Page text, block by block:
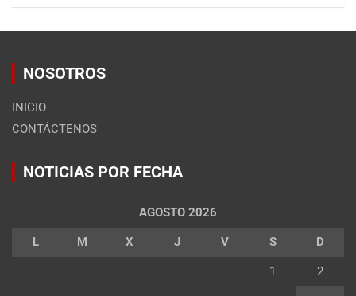
NOSOTROS
INICIO
CONTÁCTENOS
NOTICIAS POR FECHA
AGOSTO 2026
L M X J V S D
1 2